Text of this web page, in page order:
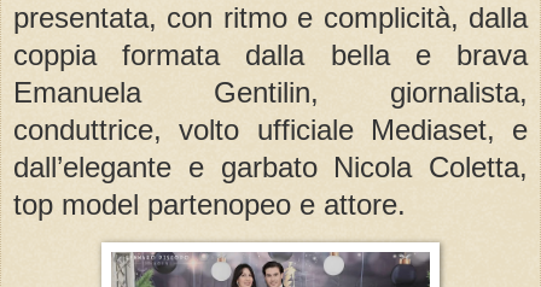
presentata, con ritmo e complicità, dalla
coppia formata dalla bella e brava
Emanuela Gentilin, giornalista,
conduttrice, volto ufficiale Mediaset, e
dall’elegante e garbato Nicola Coletta,
top model partenopeo e attore.